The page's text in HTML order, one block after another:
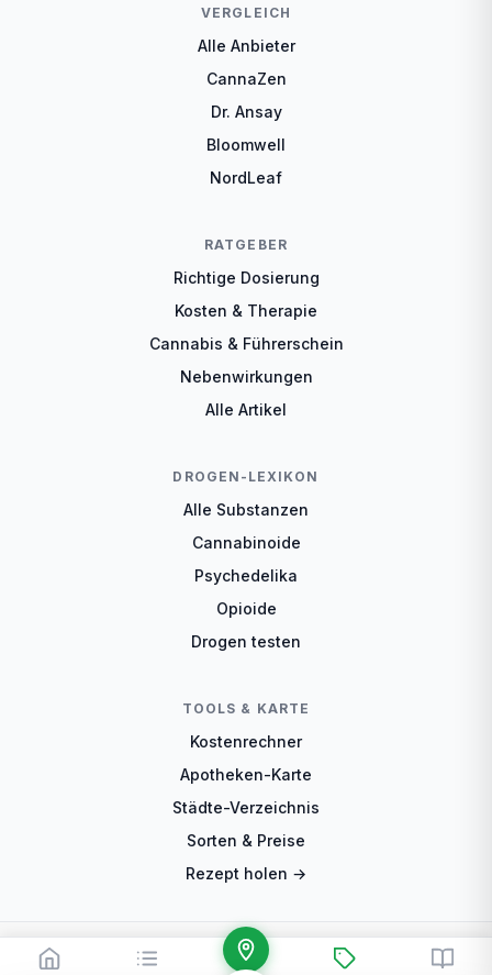
VERGLEICH
Alle Anbieter
CannaZen
Dr. Ansay
Bloomwell
NordLeaf
RATGEBER
Richtige Dosierung
Kosten & Therapie
Cannabis & Führerschein
Nebenwirkungen
Alle Artikel
DROGEN-LEXIKON
Alle Substanzen
Cannabinoide
Psychedelika
Opioide
Drogen testen
TOOLS & KARTE
Kostenrechner
Apotheken-Karte
Städte-Verzeichnis
Sorten & Preise
Rezept holen →
© 2026 CannaCheck.de — Cannabis-Teleklinik-Vergleich
ImpressumDatenschutz Disclaimer Über unsRedaktion